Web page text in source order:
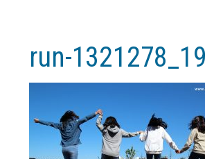
run-